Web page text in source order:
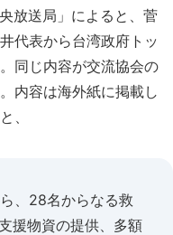
放送局」によると、菅
代表から台湾政府トッ
同じ内容が交流協会の
内容は海外紙に掲載し
、
、28名からなる救
援物資の提供、多額